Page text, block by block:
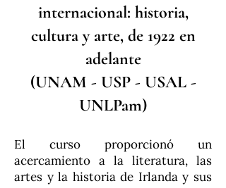
internacional: historia,
cultura y arte, de 1922 en
adelante
(UNAM - USP - USAL -
UNLPam)
El curso proporcionó un
acercamiento a la literatura, las
artes y la historia de Irlanda y sus